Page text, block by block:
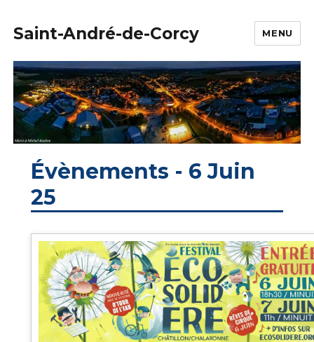
Saint-André-de-Corcy MENU
Évènements - 6 Juin
25